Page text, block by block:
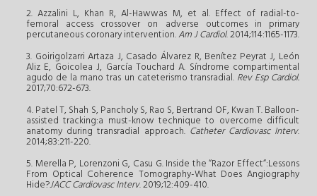
2. Azzalini L, Khan R, Al-Hawwas M, et al. Effect of radial-to-
femoral access crossover on adverse outcomes in primary
percutaneous coronary intervention.Am J Cardiol. 2014;114:1165-1173.
3. Goirigolzarri Artaza J, Casado Álvarez R, Benítez Peyrat J, León
Aliz E, Goicolea J, García Touchard A. Síndrome compartimental
agudo de la mano tras un cateterismo transradial. Rev Esp Cardiol.
2017;70:672-673.
4. Patel T, Shah S, Pancholy S, Rao S, Bertrand OF, Kwan T. Balloon-
assisted tracking:a must-know technique to overcome difficult
anatomy during transradial approach. Catheter Cardiovasc Interv.
2014;83:211-220.
5. Merella P, Lorenzoni G, Casu G. Inside the “Razor Effect“:Lessons
From Optical Coherence Tomography-What Does Angiography
Hide?JACC Cardiovasc Interv. 2019;12:409-410.